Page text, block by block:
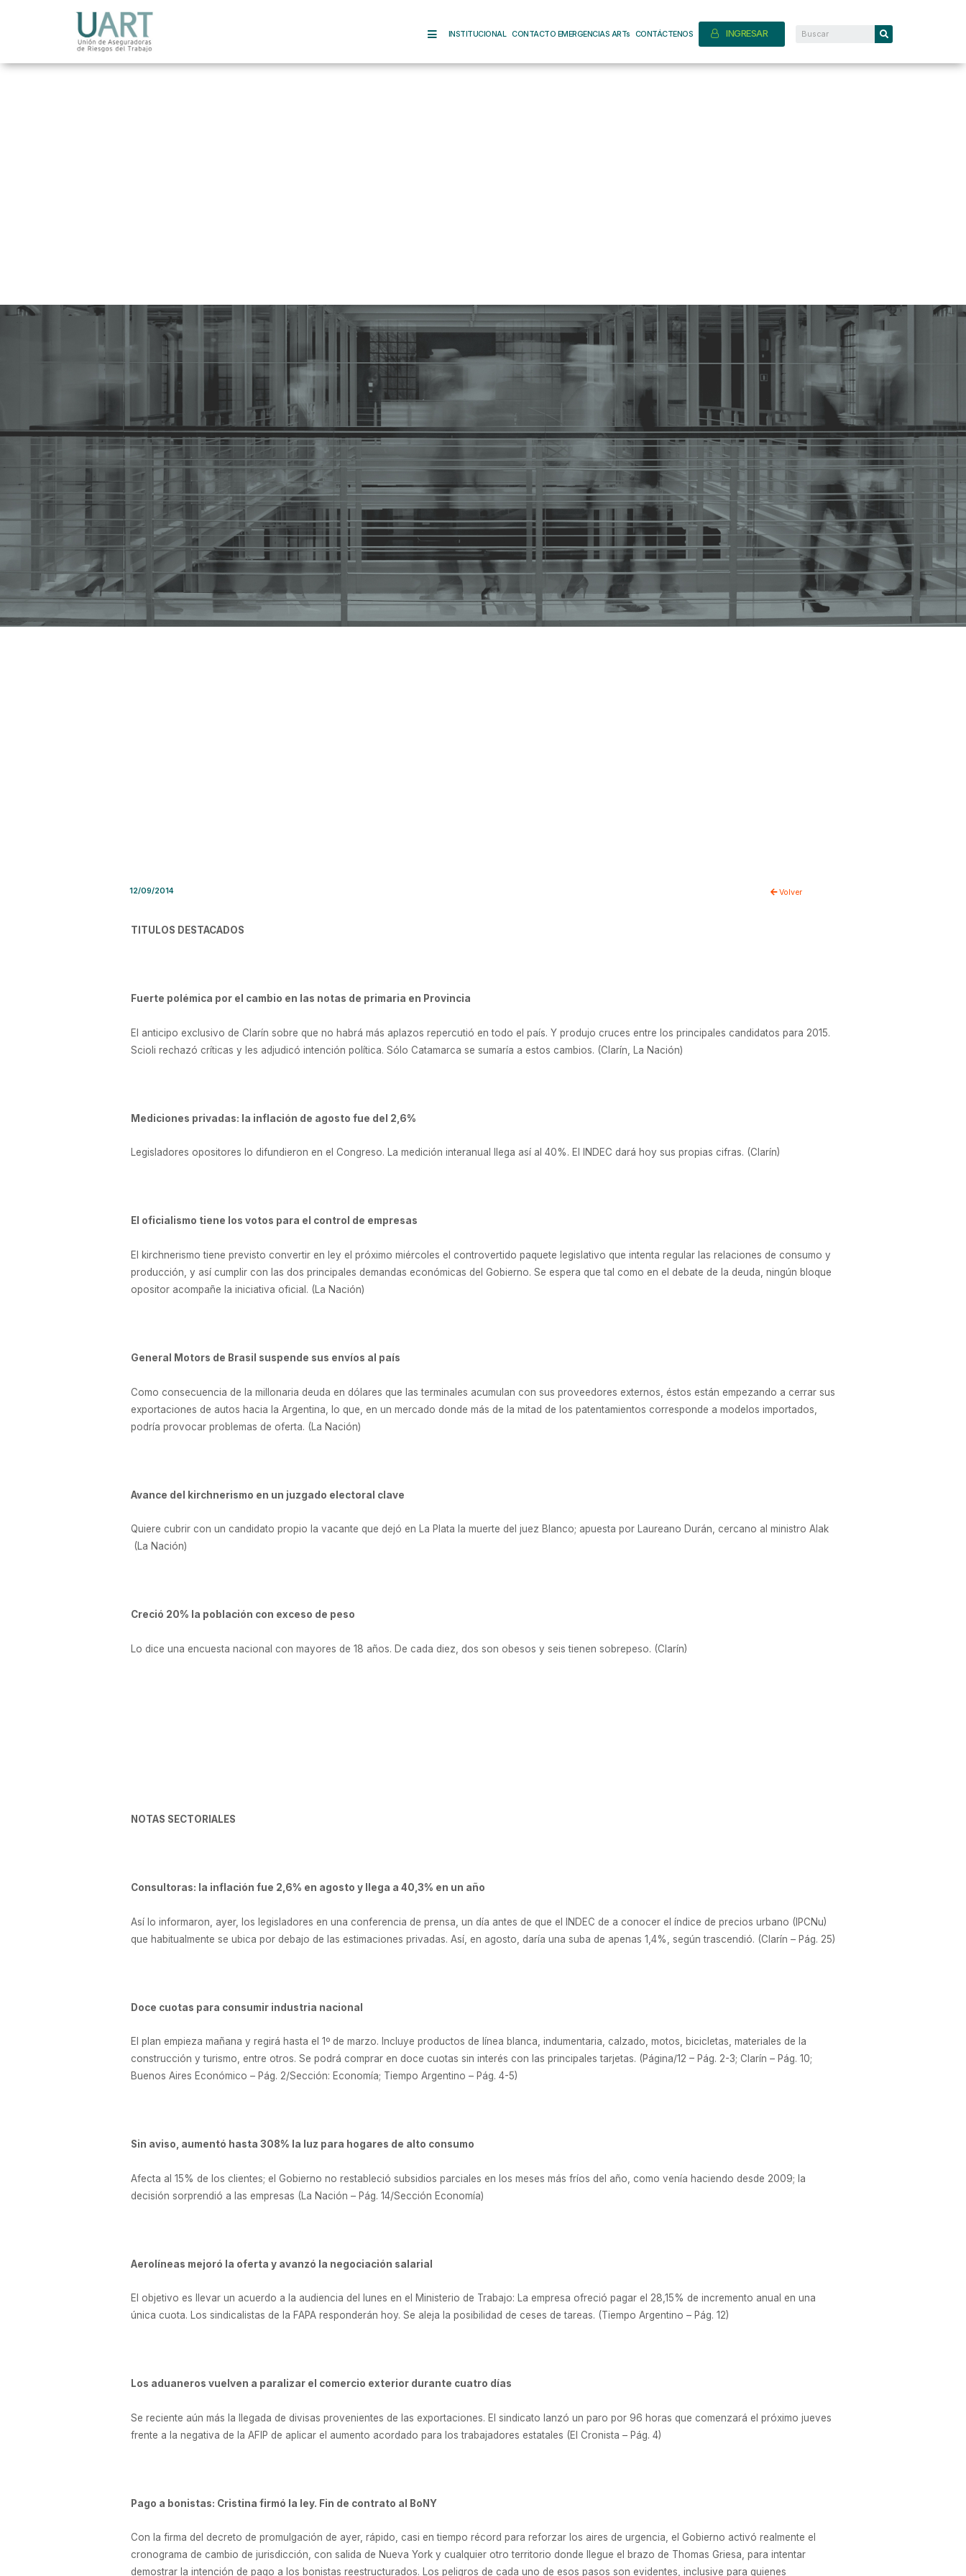
INSTITUCIONAL CONTACTO EMERGENCIAS ARTs CONTÁCTENOS INGRESAR
12/09/2014 Volver
TITULOS DESTACADOS
Fuerte polémica por el cambio en las notas de primaria en Provincia
El anticipo exclusivo de Clarín sobre que no habrá más aplazos repercutió en todo el país. Y produjo cruces entre los principales candidatos para 2015.
Scioli rechazó críticas y les adjudicó intención política. Sólo Catamarca se sumaría a estos cambios. (Clarín, La Nación)
Mediciones privadas: la inflación de agosto fue del 2,6%
Legisladores opositores lo difundieron en el Congreso. La medición interanual llega así al 40%. El INDEC dará hoy sus propias cifras. (Clarín)
El oficialismo tiene los votos para el control de empresas
El kirchnerismo tiene previsto convertir en ley el próximo miércoles el controvertido paquete legislativo que intenta regular las relaciones de consumo y
producción, y así cumplir con las dos principales demandas económicas del Gobierno. Se espera que tal como en el debate de la deuda, ningún bloque
opositor acompañe la iniciativa oficial. (La Nación)
General Motors de Brasil suspende sus envíos al país
Como consecuencia de la millonaria deuda en dólares que las terminales acumulan con sus proveedores externos, éstos están empezando a cerrar sus
exportaciones de autos hacia la Argentina, lo que, en un mercado donde más de la mitad de los patentamientos corresponde a modelos importados,
podría provocar problemas de oferta. (La Nación)
Avance del kirchnerismo en un juzgado electoral clave
Quiere cubrir con un candidato propio la vacante que dejó en La Plata la muerte del juez Blanco; apuesta por Laureano Durán, cercano al ministro Alak
(La Nación)
Creció 20% la población con exceso de peso
Lo dice una encuesta nacional con mayores de 18 años. De cada diez, dos son obesos y seis tienen sobrepeso. (Clarín)
NOTAS SECTORIALES
Consultoras: la inflación fue 2,6% en agosto y llega a 40,3% en un año
Así lo informaron, ayer, los legisladores en una conferencia de prensa, un día antes de que el INDEC de a conocer el índice de precios urbano (IPCNu)
que habitualmente se ubica por debajo de las estimaciones privadas. Así, en agosto, daría una suba de apenas 1,4%, según trascendió. (Clarín – Pág. 25)
Doce cuotas para consumir industria nacional
El plan empieza mañana y regirá hasta el 1º de marzo. Incluye productos de línea blanca, indumentaria, calzado, motos, bicicletas, materiales de la
construcción y turismo, entre otros. Se podrá comprar en doce cuotas sin interés con las principales tarjetas. (Página/12 – Pág. 2-3; Clarín – Pág. 10;
Buenos Aires Económico – Pág. 2/Sección: Economía; Tiempo Argentino – Pág. 4-5)
Sin aviso, aumentó hasta 308% la luz para hogares de alto consumo
Afecta al 15% de los clientes; el Gobierno no restableció subsidios parciales en los meses más fríos del año, como venía haciendo desde 2009; la
decisión sorprendió a las empresas (La Nación – Pág. 14/Sección Economía)
Aerolíneas mejoró la oferta y avanzó la negociación salarial
El objetivo es llevar un acuerdo a la audiencia del lunes en el Ministerio de Trabajo: La empresa ofreció pagar el 28,15% de incremento anual en una
única cuota. Los sindicalistas de la FAPA responderán hoy. Se aleja la posibilidad de ceses de tareas. (Tiempo Argentino – Pág. 12)
Los aduaneros vuelven a paralizar el comercio exterior durante cuatro días
Se reciente aún más la llegada de divisas provenientes de las exportaciones. El sindicato lanzó un paro por 96 horas que comenzará el próximo jueves
frente a la negativa de la AFIP de aplicar el aumento acordado para los trabajadores estatales (El Cronista – Pág. 4)
Pago a bonistas: Cristina firmó la ley. Fin de contrato al BoNY
Con la firma del decreto de promulgación de ayer, rápido, casi en tiempo récord para reforzar los aires de urgencia, el Gobierno activó realmente el
cronograma de cambio de jurisdicción, con salida de Nueva York y cualquier otro territorio donde llegue el brazo de Thomas Griesa, para intentar
demostrar la intención de pago a los bonistas reestructurados. Los peligros de cada uno de esos pasos son evidentes, inclusive para quienes